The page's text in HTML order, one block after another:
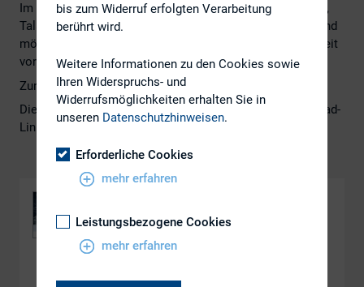
Im Rahmen der24. DIRK-KonferenzstellteCarsten Werle ,
Talanx, grundlegende Konzepte des Behavioral Finance und
mögliche Anwendungsbeispiele für die praktische IR-Arbeit
vor.
Zur
Videopräsentationkommen Sie
Die Präsentation können Sie über den folgenden Download-
Link herunterladen.
bis zum Widerruf erfolgten Verarbeitung
berührt wird.
Weitere Informationen zu den Cookies sowie
Ihren Widerspruchs- und
Widerrufsmöglichkeiten erhalten Sie in
unseren Datenschutzhinweisen.
Erforderliche Cookies
mehr erfahren
Leistungsbezogene Cookies
mehr erfahren